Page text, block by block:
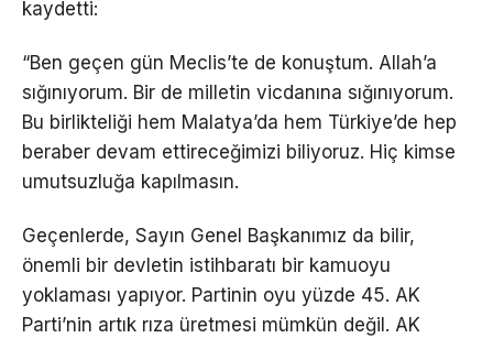
kaydetti:
“Ben geçen gün Meclis’te de konuştum. Allah’a
sığınıyorum. Bir de milletin vicdanına sığınıyorum.
Bu birlikteliği hem Malatya’da hem Türkiye’de hep
beraber devam ettireceğimizi biliyoruz. Hiç kimse
umutsuzluğa kapılmasın.
Geçenlerde, Sayın Genel Başkanımız da bilir,
önemli bir devletin istihbaratı bir kamuoyu
yoklaması yapıyor. Partinin oyu yüzde 45. AK
Parti’nin artık rıza üretmesi mümkün değil. AK